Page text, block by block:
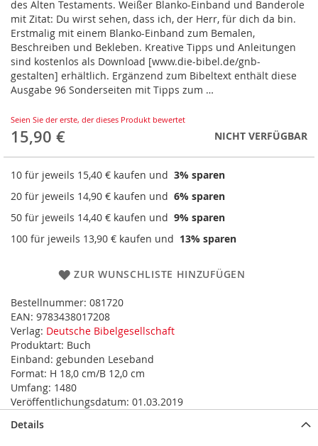
des Alten Testaments. Weißer Blanko-Einband und Banderole
mit Zitat: Du wirst sehen, dass ich, der Herr, für dich da bin.
Erstmalig mit einem Blanko-Einband zum Bemalen,
Beschreiben und Bekleben. Kreative Tipps und Anleitungen
sind kostenlos als Download [www.die-bibel.de/gnb-
gestalten] erhältlich. Ergänzend zum Bibeltext enthält diese
Ausgabe 96 Sonderseiten mit Tipps zum …
Seien Sie der erste, der dieses Produkt bewertet
15,90 € NICHT VERFÜGBAR
10 für jeweils 15,40 € kaufen und 3% sparen
20 für jeweils 14,90 € kaufen und 6% sparen
50 für jeweils 14,40 € kaufen und 9% sparen
100 für jeweils 13,90 € kaufen und 13% sparen
ZUR WUNSCHLISTE HINZUFÜGEN
Bestellnummer: 081720
EAN: 9783438017208
Verlag: Deutsche Bibelgesellschaft
Produktart: Buch
Einband: gebunden Leseband
Format: H 18,0 cm/B 12,0 cm
Umfang: 1480
Veröffentlichungsdatum: 01.03.2019
Details